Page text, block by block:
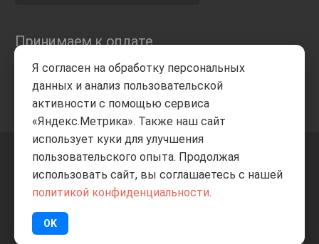
Принимаем к оплате
+7 8332205-805 ВВЕРХ
ИП Баранов А.С. 2026
Я согласен на обработку персональных
данных и анализ пользовательской
активности с помощью сервиса
«Яндекс.Метрика». Также наш сайт
использует куки для улучшения
пользовательского опыта. Продолжая
использовать сайт, вы соглашаетесь с нашей
политикой конфиденциальности.
OK